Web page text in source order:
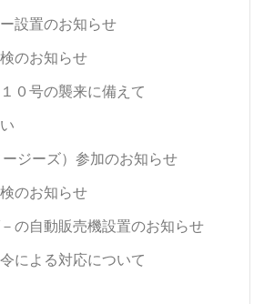
設置のお知らせ
のお知らせ
０号の襲来に備えて
ージーズ）参加のお知らせ
のお知らせ
の自動販売機設置のお知らせ
による対応について